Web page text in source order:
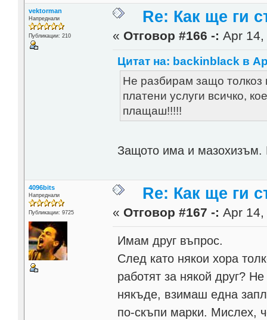
vektorman
Напреднали
Публикации: 210
Re: Как ще ги
« Отговор #166 -: Apr
Цитат на: backinblack в
Не разбирам защо толкоз
платени услуги всичко,
плащаш!!!!!
Защото има и
4096bits
Напреднали
Публикации: 9725
Re: Как ще ги
« Отговор #167 -: Apr
Имам друг въпрос.
След като някои хора
работят за някой друг?
някъде, взимаш една
по-скъпи марки. Мислех,